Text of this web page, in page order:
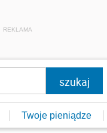
REKLAMA
Twoje pieniądze